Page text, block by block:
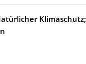
Klimaschutz;